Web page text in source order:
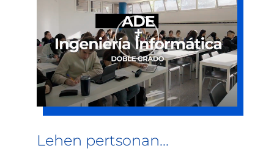
Lehen pertsonan...